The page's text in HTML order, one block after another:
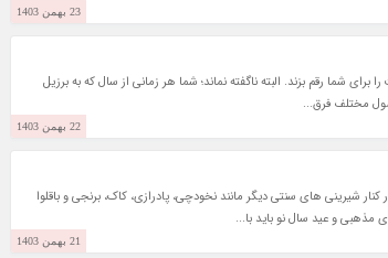
23 بهمن 1403
شما رقم بزند. البته ناگفته نماند؛ شما هر زمانی از سال که به برزیل
مختلف فرق...
22 بهمن 1403
شیرینی های سنتی دیگر مانند نخودچی، پادرازی، کاک، برنجی و باقلوا
و عید سال نو باید با...
21 بهمن 1403